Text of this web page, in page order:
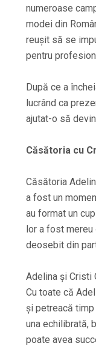
numeroase
modei din
reușit să se
pentru
După ce a
lucrând ca
ajutat-o să
Căsătoria cu
Căsătoria
a fost un
au format un
lor a fost mereu
deosebit din
Adelina și Cristi
Cu toate că
și petreacă
una echilibrată,
poate avea